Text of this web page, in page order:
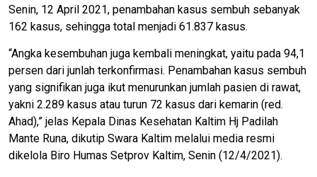
Senin, 12 April 2021, penambahan kasus sembuh sebanyak
162 kasus, sehingga total menjadi 61.837 kasus.
“Angka kesembuhan juga kembali meningkat, yaitu pada 94,1
persen dari junlah terkonfirmasi. Penambahan kasus sembuh
yang signifikan juga ikut menurunkan jumlah pasien di rawat,
yakni 2.289 kasus atau turun 72 kasus dari kemarin (red.
Ahad),” jelas Kepala Dinas Kesehatan Kaltim Hj Padilah
Mante Runa, dikutip Swara Kaltim melalui media resmi
dikelola Biro Humas Setprov Kaltim, Senin (12/4/2021).